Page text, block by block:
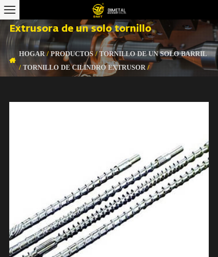
Extrusora de un solo tornillo
HOGAR/PRODUCTOS /TORNILLO DE UN SOLO BARRIL
/TORNILLO DE CILINDRO EXTRUSOR /